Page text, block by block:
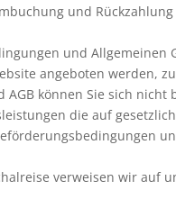
und
und Allgemeinen
angeboten werden,
können Sie sich nicht
die auf
verweisen wir auf